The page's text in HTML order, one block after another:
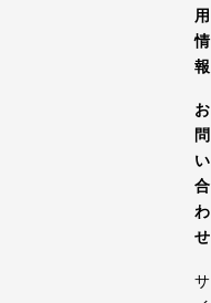
用
情
報
お
問
い
合
わ
せ
サ